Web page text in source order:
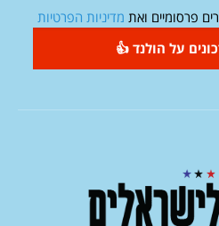
פרסומיים ואת מדיניות הפרטיות
על הולנד 👍